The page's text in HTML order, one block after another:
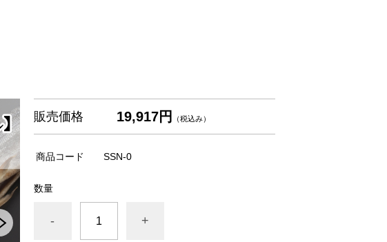
販売価格 19,917円 （税込み）
商品コード SSN-0
数量
- +